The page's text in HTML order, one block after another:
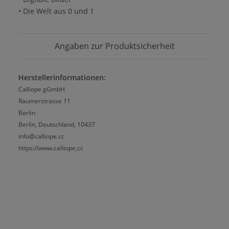
• Die Welt aus 0 und 1
Angaben zur Produktsicherheit
Herstellerinformationen:
Calliope gGmbH
Raumerstrasse 11
Berlin
Berlin, Deutschland, 10437
info@calliope.cc
https://www.calliope,cc